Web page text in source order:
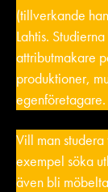
(tillverkande
Lahtis.
attributmakare
produktioner,
egenföretagare.
Vill man
exempel söka
även bli